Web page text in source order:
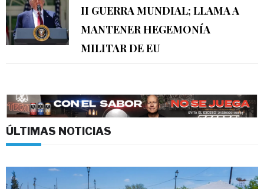
II GUERRA MUNDIAL; LLAMA A
MANTENER HEGEMONÍA
MILITAR DE EU
ÚLTIMAS NOTICIAS